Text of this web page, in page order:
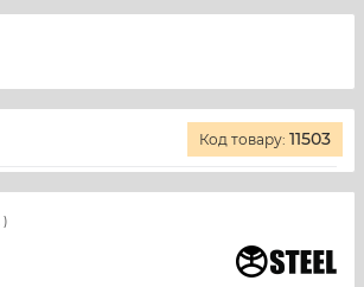
Код товару: 11503
)